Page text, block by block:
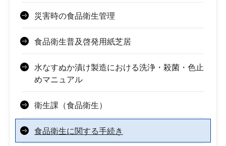
災害時の食品衛生管理
食品衛生普及啓発用紙芝居
水なすぬか漬け製造における洗浄・殺菌・色止
めマニュアル
衛生課（食品衛生）
食品衛生に関する手続き